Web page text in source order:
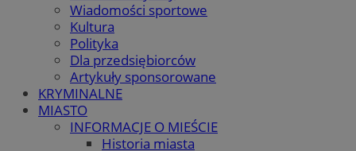
Wiadomości sportowe
Kultura
Polityka
Dla przedsiębiorców
Artykuły sponsorowane
KRYMINALNE
MIASTO
INFORMACJE O MIEŚCIE
Historia miasta